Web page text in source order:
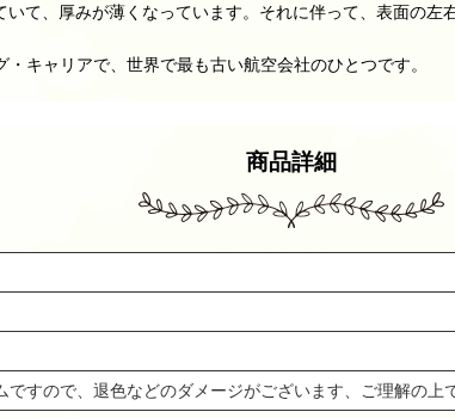
て、厚みが薄くなっています。それに伴って、表面の左
キャリアで、世界で最も古い航空会社のひとつです。
商品詳細
すので、退色などのダメージがございます、ご理解の上